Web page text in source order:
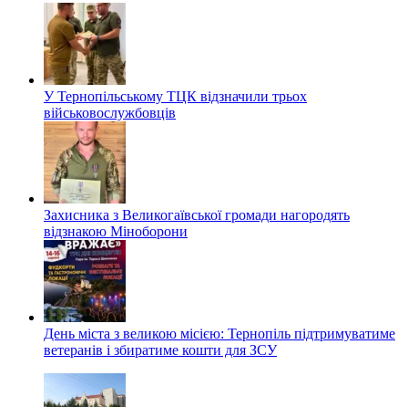
У Тернопільському ТЦК відзначили трьох
військовослужбовців
Захисника з Великогаївської громади нагородять
відзнакою Міноборони
День міста з великою місією: Тернопіль підтримуватиме
ветеранів і збиратиме кошти для ЗСУ